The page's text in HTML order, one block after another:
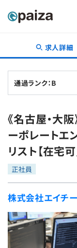
転職・キャリア
転職成功ガイド
転職エージェント
インタビュー
転職成功ガイド
新卒就活
求人検索
本選考
インターン
新卒エージェント
イベント・セミナー
学習
問題集
4択課題
ナレッジ
リファレンス
プログラミング言語
評価結果一覧
再チャレンジ結果一覧
ゲーム・マンガ
Tech Team Journal
paiza times
paizaとは？
求人詳細
通過ランク：B
《名古屋・大
ーポレートエ
リスト【在宅
正社員
株式会社エイチ